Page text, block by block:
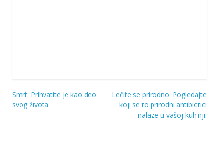
Navigacija
Smrt: Prihvatite je kao deo
svog života
Lečite se prirodno. Pogledajte
koji se to prirodni antibiotici
nalaze u vašoj kuhinji.